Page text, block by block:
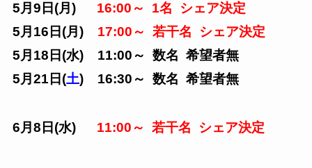
5月9日(月) 16:00～ 1名 シェア決定
5月16日(月) 17:00～ 若干名 シェア決定
5月18日(水) 11:00～ 数名 希望者無
5月21日(土) 16:30～ 数名 希望者無
6月8日(水) 11:00～ 若干名 シェア決定